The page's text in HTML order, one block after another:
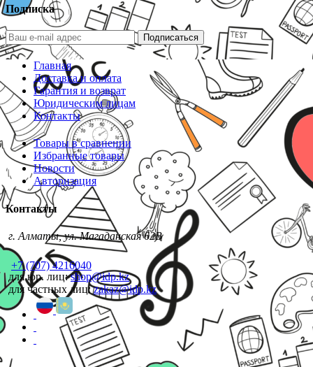
Подписка
Подписаться
Главная
Доставка и оплата
Гарантия и возврат
Юридическим лицам
Контакты
Товары в сравнении
Избранные товары
Новости
Авторизация
Контакты
г. Алматы, ул. Магаданская 62В
+7 (707) 4216040
для юр. лиц:shop@idp.kz
для частных лиц:zakaz@idp.kz